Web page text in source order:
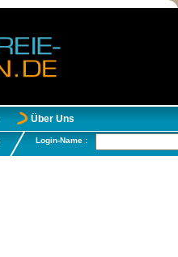
Über Uns
Login-Name :